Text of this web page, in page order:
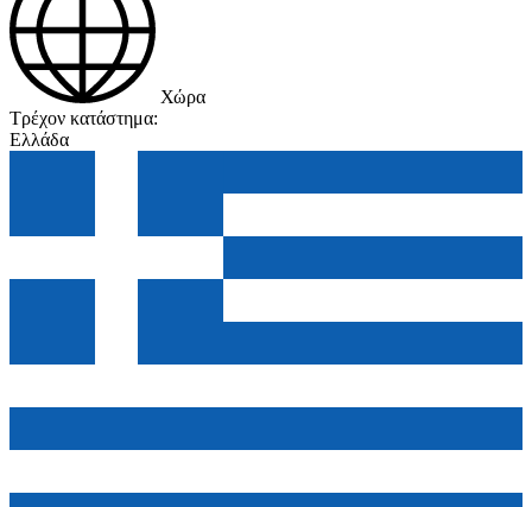
Χώρα
Τρέχον κατάστημα:
Ελλάδα